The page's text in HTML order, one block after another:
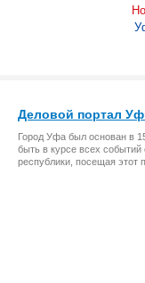
Деловой портал
Город Уфа был основан в
быть в курсе всех
республики, посещая этот